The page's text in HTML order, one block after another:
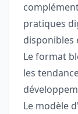
pratiques
disponibles
Le format
les
Le modèle